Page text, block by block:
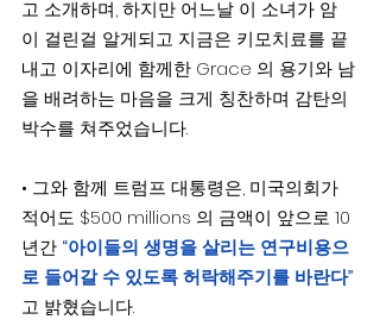
고 소개하며, 하지만 어느날 이 소녀가 암
이 걸린걸 알게되고 지금은 키모치료를 끝
내고 이자리에 함께한 Grace 의 용기와 남
을 배려하는 마음을 크게 칭찬하며 감탄의
박수를 쳐주었습니다.
• 그와 함께 트럼프 대통령은, 미국의회가
적어도 $500 millions 의 금액이 앞으로 10
년간 “아이들의 생명을 살리는 연구비용으
로 들어갈 수 있도록 허락해주기를 바란다”
고 밝혔습니다.